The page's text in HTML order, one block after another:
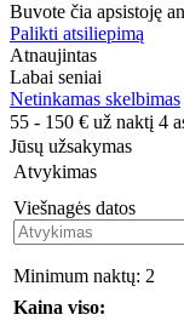
Buvote čia apsistoję
Palikti atsiliepimą
Atnaujintas
Labai seniai
Netinkamas skelbimas
55 - 150 € už naktį 4
Jūsų užsakymas
Atvykimas
Viešnagės datos
Minimum naktų: 2
Kaina viso: